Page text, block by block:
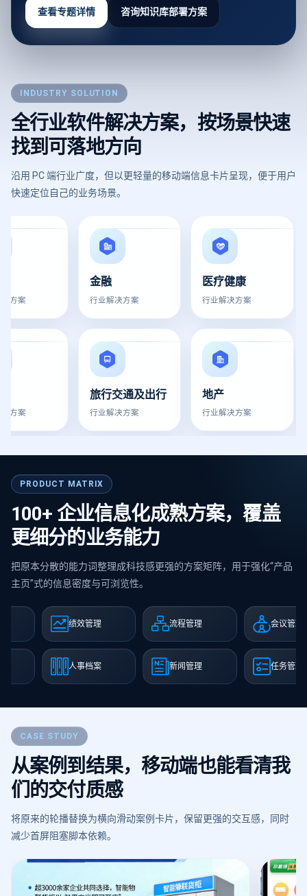
查看专题详情 咨询知识库部署方案
INDUSTRY SOLUTION
全行业软件解决方案，按场景快速
找到可落地方向
沿用 PC 端行业广度，但以更轻量的移动端信息卡片呈现，便于用户
快速定位自己的业务场景。
方案
方案
金融
行业解决方案
旅行交通及出行
行业解决方案
医疗健康
行业解决方案
地产
行业解决方案
PRODUCT MATRIX
100+ 企业信息化成熟方案，覆盖
更细分的业务能力
把原本分散的能力词整理成科技感更强的方案矩阵，用于强化“产品
主页”式的信息密度与可浏览性。
绩效管理
人事档案
流程管理
新闻管理
会议管理
任务管理
CASE STUDY
从案例到结果，移动端也能看清我
们的交付质感
将原来的轮播替换为横向滑动案例卡片，保留更强的交互感，同时
减少首屏阻塞脚本依赖。